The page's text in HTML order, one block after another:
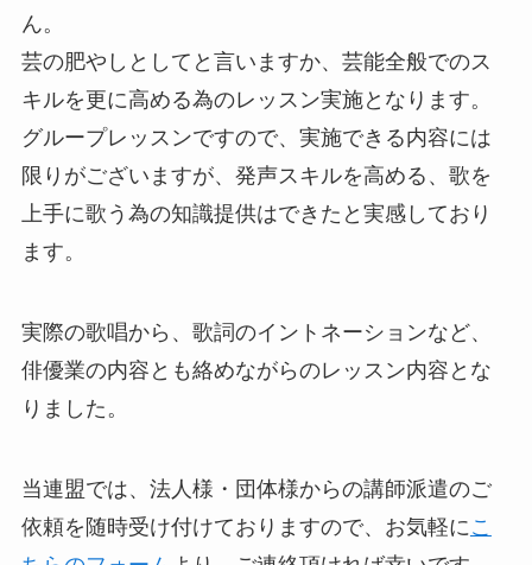
ん。
芸の肥やしとしてと言いますか、芸能全般でのス
キルを更に高める為のレッスン実施となります。
グループレッスンですので、実施できる内容には
限りがございますが、発声スキルを高める、歌を
上手に歌う為の知識提供はできたと実感しており
ます。
実際の歌唱から、歌詞のイントネーションなど、
俳優業の内容とも絡めながらのレッスン内容とな
りました。
当連盟では、法人様・団体様からの講師派遣のご
依頼を随時受け付けておりますので、お気軽に こ